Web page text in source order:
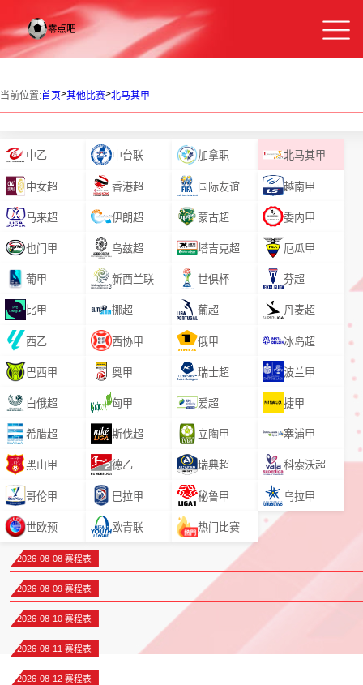
当前位置:首页>其他比赛>北马其甲
中乙 中台联 加拿职 北马其甲
中女超 香港超 国际友谊 越南甲
马来超 伊朗超 蒙古超 委内甲
也门甲 乌兹超 塔吉克超 厄瓜甲
葡甲 新西兰联 世俱杯 芬超
比甲 挪超 葡超 丹麦超
西乙 西协甲 俄甲 冰岛超
巴西甲 奥甲 瑞士超 波兰甲
白俄超 匈甲 爱超 捷甲
希腊超 斯伐超 立陶甲 塞浦甲
黑山甲 德乙 瑞典超 科索沃超
哥伦甲 巴拉甲 秘鲁甲 乌拉甲
世欧预 欧青联 热门比赛
2026-08-08 赛程表
2026-08-09 赛程表
2026-08-10 赛程表
2026-08-11 赛程表
2026-08-12 赛程表